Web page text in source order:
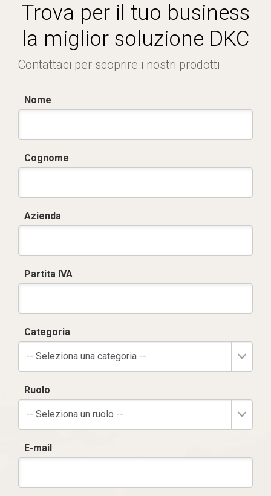
Trova per il tuo business
la miglior soluzione DKC
Contattaci per scoprire i nostri prodotti
Nome
Cognome
Azienda
Partita IVA
Categoria
-- Seleziona una categoria --
Ruolo
-- Seleziona un ruolo --
E-mail